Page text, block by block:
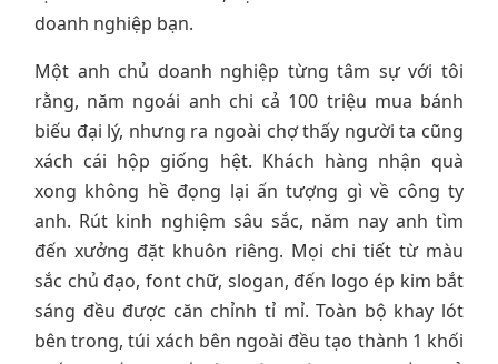
doanh nghiệp bạn.
Một anh chủ doanh nghiệp từng tâm sự với tôi
rằng, năm ngoái anh chi cả 100 triệu mua bánh
biếu đại lý, nhưng ra ngoài chợ thấy người ta cũng
xách cái hộp giống hệt. Khách hàng nhận quà
xong không hề đọng lại ấn tượng gì về công ty
anh. Rút kinh nghiệm sâu sắc, năm nay anh tìm
đến xưởng đặt khuôn riêng. Mọi chi tiết từ màu
sắc chủ đạo, font chữ, slogan, đến logo ép kim bắt
sáng đều được căn chỉnh tỉ mỉ. Toàn bộ khay lót
bên trong, túi xách bên ngoài đều tạo thành 1 khối